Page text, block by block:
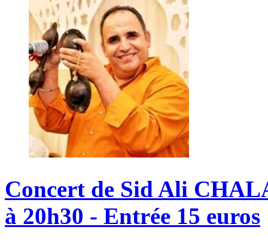
Concert de Sid Ali
à 20h30 - Entrée 15 euros